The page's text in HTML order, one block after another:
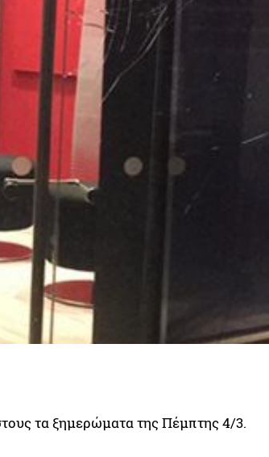
τα ξημερώματα της Πέμπτης 4/3.